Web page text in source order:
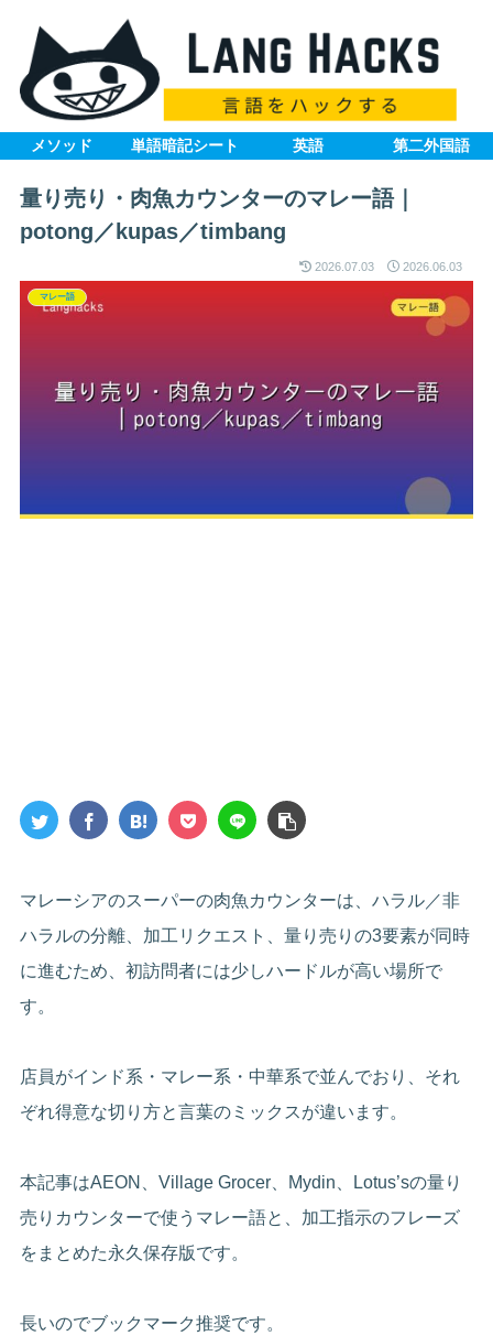
メソッド 単語暗記シート 英語 第二外国語
量り売り・肉魚カウンターのマレー語｜
potong／kupas／timbang
2026.07.03 2026.06.03
マレー語
マレーシアのスーパーの肉魚カウンターは、ハラル／非
ハラルの分離、加工リクエスト、量り売りの3要素が同時
に進むため、初訪問者には少しハードルが高い場所で
す。
店員がインド系・マレー系・中華系で並んでおり、それ
ぞれ得意な切り方と言葉のミックスが違います。
本記事はAEON、Village Grocer、Mydin、Lotus’sの量り
売りカウンターで使うマレー語と、加工指示のフレーズ
をまとめた永久保存版です。
長いのでブックマーク推奨です。